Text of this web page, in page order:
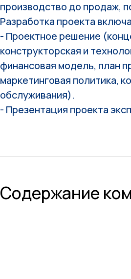
производство до продаж,
Разработка проекта
- Проектное решение
конструкторская и
финансовая модель, план
маркетинговая политика,
обслуживания).
- Презентация проекта
Содержание